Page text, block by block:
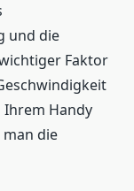
und die
Faktor
Handy
die